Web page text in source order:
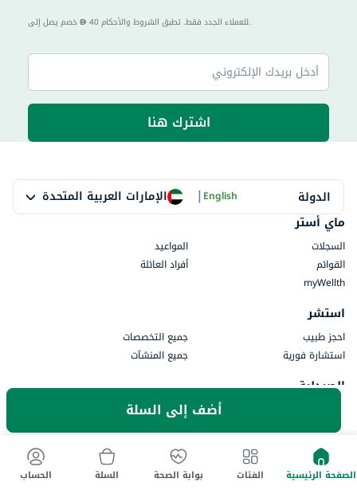
أضف إلى السلة
40 للعملاء الجدد فقط. تطبق الشروط والأحكام.
اشترك هنا
الدولة الإمارات العربية المتحدة |English
ماي أستر
السجلات
المواعيد
القوائم
أفراد العائلة
myWellth
استشر
احجز طبيب
جميع التخصصات
استشارة فورية
جميع المنشآت
الصيدلية
طلب وصفة طبية
طلباتي
محدد موقع المتجر
معلومات السياسة
الصفحة الرئيسية الفئات بوابة الصحة السلة الحساب